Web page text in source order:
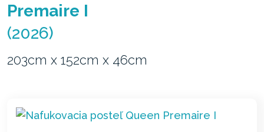
Premaire I
(2026)
203cm x 152cm x 46cm